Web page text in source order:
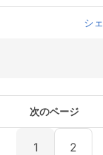
シ
次のページ
1 2